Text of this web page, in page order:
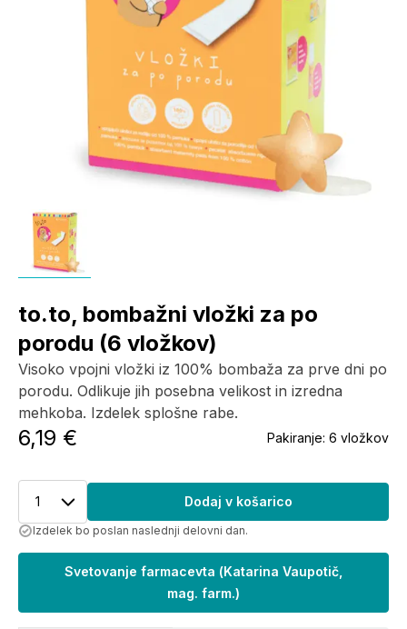
to.to, bombažni vložki za po
porodu (6 vložkov)
Visoko vpojni vložki iz 100% bombaža za prve dni po
porodu. Odlikuje jih posebna velikost in izredna
mehkoba. Izdelek splošne rabe.
6,19 € Pakiranje: 6 vložkov
1 Dodaj v košarico
Izdelek bo poslan naslednji delovni dan.
Svetovanje farmacevta (Katarina Vaupotič,
mag. farm.)